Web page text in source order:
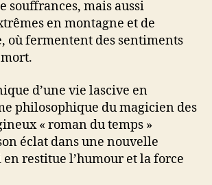
souffrances, mais aussi
en montagne et de
où fermentent des sentiments
d’une vie lascive en
philosophique du magicien des
« roman du temps »
éclat dans une nouvelle
restitue l’humour et la force